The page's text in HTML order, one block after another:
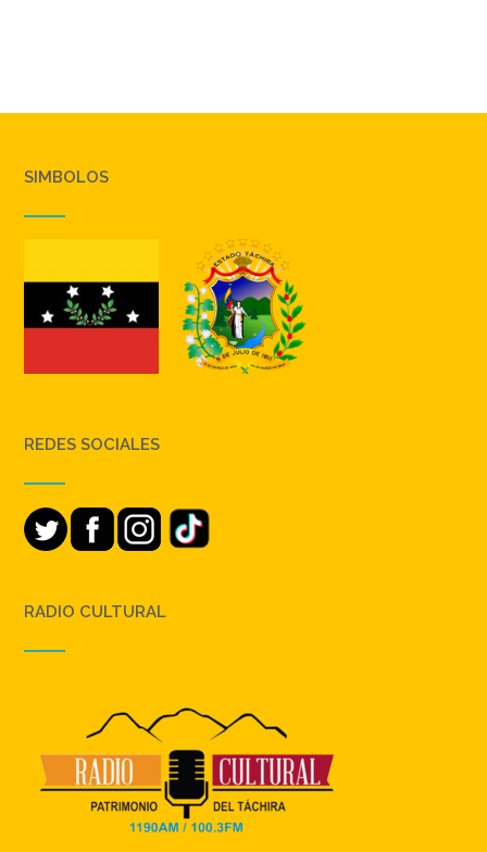
SIMBOLOS
REDES SOCIALES
RADIO CULTURAL